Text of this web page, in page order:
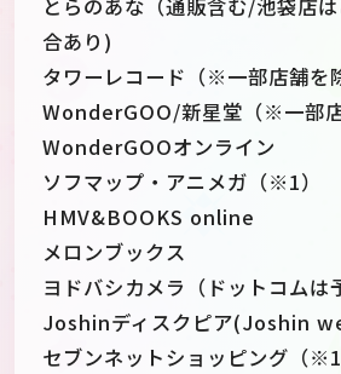
とらのあな（通販含む/池袋店
合あり)
タワーレコード（※一部店舗を
WonderGOO/新星堂（※一部
WonderGOOオンライン
ソフマップ・アニメガ（※1）
HMV&BOOKS online
メロンブックス
ヨドバシカメラ（ドットコムは
Joshinディスクピア(Joshin
セブンネットショッピング（※1